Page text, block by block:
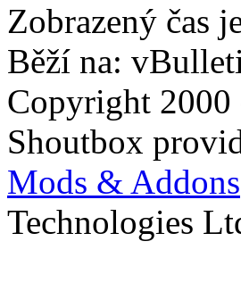
Zobrazený čas
Běží na:
Copyright 2000
Shoutbox
Mods & Addons
Technologies